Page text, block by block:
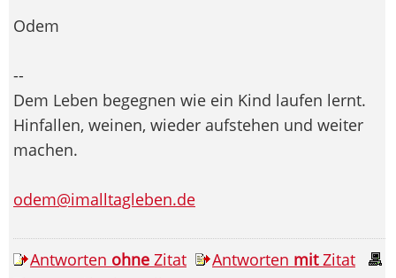
Odem
--
Dem Leben begegnen wie ein Kind laufen lernt.
Hinfallen, weinen, wieder aufstehen und weiter
machen.
odem@imalltagleben.de
Antworten ohne Zitat Antworten mitZitat